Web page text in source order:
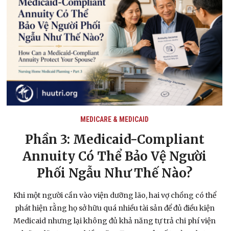
MEDICARE & MEDICAID
Phần 3: Medicaid-Compliant
Annuity Có Thể Bảo Vệ Người
Phối Ngẫu Như Thế Nào?
Khi một người cần vào viện dưỡng lão, hai vợ chồng có thể
phát hiện rằng họ sở hữu quá nhiều tài sản để đủ điều kiện
Medicaid nhưng lại không đủ khả năng tự trả chi phí viện